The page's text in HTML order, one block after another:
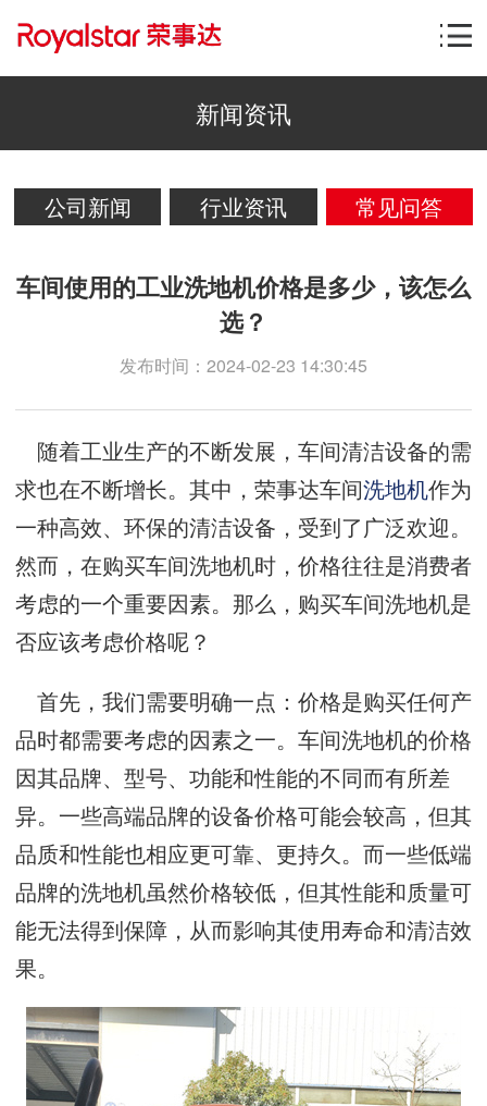
新闻资讯
公司新闻 行业资讯 常见问答
车间使用的工业洗地机价格是多少，该怎么
选？
发布时间：2024-02-23 14:30:45
随着工业生产的不断发展，车间清洁设备的需
求也在不断增长。其中，荣事达车间洗地机作为
一种高效、环保的清洁设备，受到了广泛欢迎。
然而，在购买车间洗地机时，价格往往是消费者
考虑的一个重要因素。那么，购买车间洗地机是
否应该考虑价格呢？
首先，我们需要明确一点：价格是购买任何产
品时都需要考虑的因素之一。车间洗地机的价格
因其品牌、型号、功能和性能的不同而有所差
异。一些高端品牌的设备价格可能会较高，但其
品质和性能也相应更可靠、更持久。而一些低端
品牌的洗地机虽然价格较低，但其性能和质量可
能无法得到保障，从而影响其使用寿命和清洁效
果。